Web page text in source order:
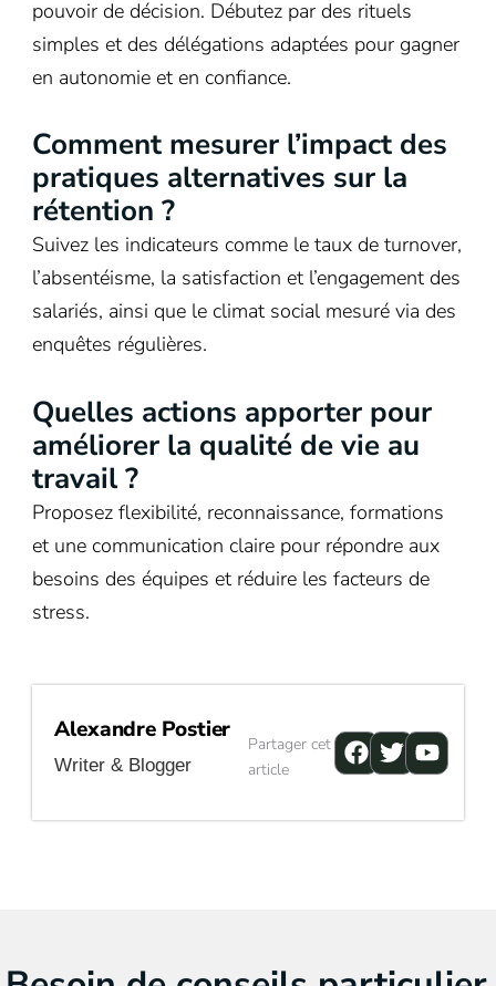
pouvoir de décision. Débutez par des rituels
simples et des délégations adaptées pour gagner
en autonomie et en confiance.
Comment mesurer l’impact des
pratiques alternatives sur la
rétention ?
Suivez les indicateurs comme le taux de turnover,
l’absentéisme, la satisfaction et l’engagement des
salariés, ainsi que le climat social mesuré via des
enquêtes régulières.
Quelles actions apporter pour
améliorer la qualité de vie au
travail ?
Proposez flexibilité, reconnaissance, formations
et une communication claire pour répondre aux
besoins des équipes et réduire les facteurs de
stress.
Alexandre Postier
Writer & Blogger
Partager cet
article
Facebook
Twitter